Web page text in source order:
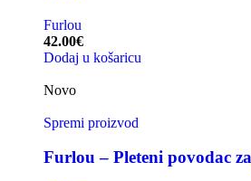
Furlou
42.00€
Dodaj u košaricu
Novo
Spremi proizvod
Furlou – Pleteni povodac